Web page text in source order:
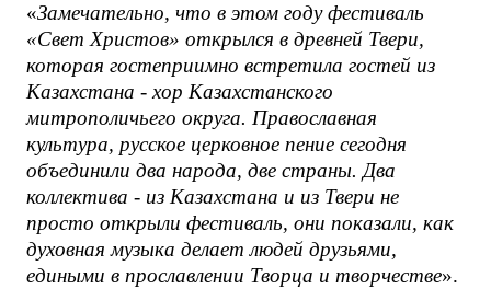
«Замечательно, что в этом году фестиваль
«Свет Христов» открылся в древней Твери,
которая гостеприимно встретила гостей из
Казахстана - хор Казахстанского
митрополичьего округа. Православная
культура, русское церковное пение сегодня
объединили два народа, две страны. Два
коллектива - из Казахстана и из Твери не
просто открыли фестиваль, они показали, как
духовная музыка делает людей друзьями,
едиными в прославлении Творца и творчестве».